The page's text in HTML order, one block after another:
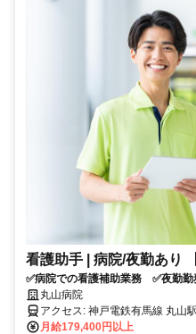
看護助手 | 病院/夜勤あり
✅病院での看護補助業務 ✅夜勤
可 ✅丸山駅より徒歩13分 ✅応募
丸山病院
アクセス: 神戸電鉄有馬線
月給179,400円以上